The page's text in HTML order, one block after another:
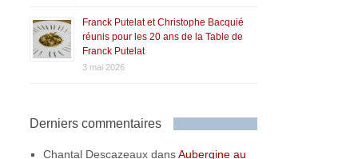
Franck Putelat et Christophe Bacquié
réunis pour les 20 ans de la Table de
Franck Putelat
3 mai 2026
Derniers commentaires
Chantal Descazeaux dansAubergine au